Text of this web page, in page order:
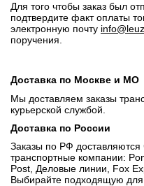
Для того чтобы заказ был
подтвердите факт оплаты
электронную почту
поручения.
Доставка по Москве и МО
Мы доставляем заказы
курьерской службой.
Доставка по России
Заказы по РФ доставляются
транспортные компании:
Post, Деловые линии, Fox
Выбирайте подходящую для